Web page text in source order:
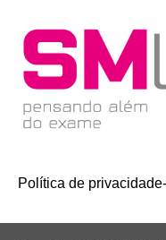
Política de privacidade-